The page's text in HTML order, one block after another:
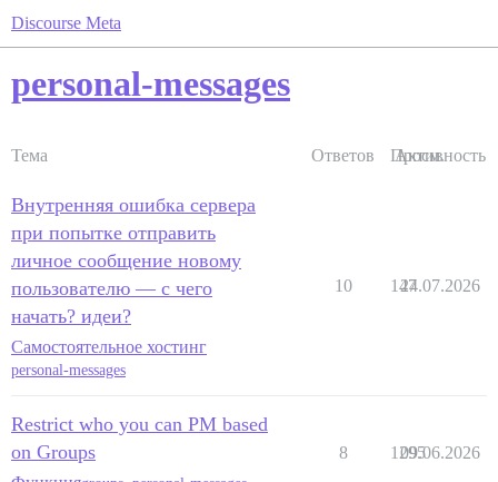
Discourse Meta
personal-messages
Тема Ответов Просм.
Активность
Внутренняя ошибка сервера
при попытке отправить
личное сообщение новому
пользователю — с чего
начать? идеи?
Самостоятельное хостинг
personal-messages
10 147
24.07.2026
Restrict who you can PM based
on Groups
8 1295
09.06.2026